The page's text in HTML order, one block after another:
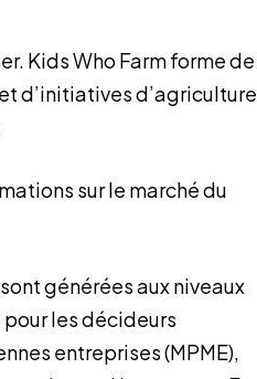
Kids Who Farm forme de
d’initiatives d’agriculture
sur le marché du
générées aux niveaux
les décideurs
entreprises (MPME),